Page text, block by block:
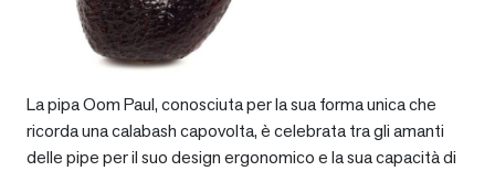
La pipa Oom Paul, conosciuta per la sua forma unica che
ricorda una calabash capovolta, è celebrata tra gli amanti
delle pipe per il suo design ergonomico e la sua capacità di